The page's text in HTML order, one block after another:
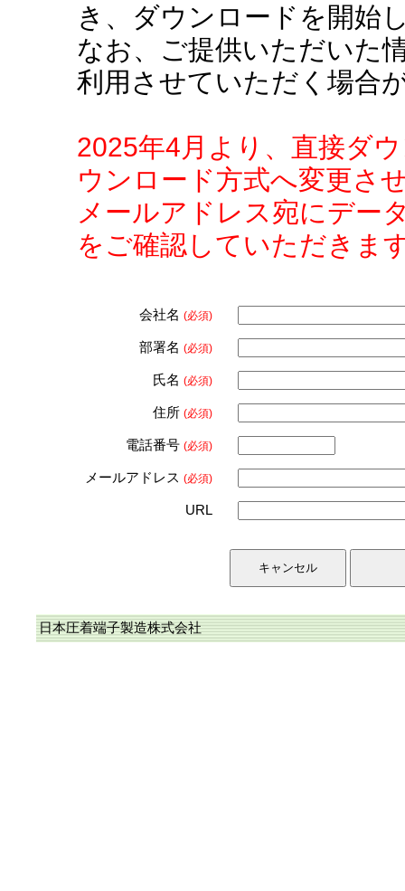
き、ダウンロードを開始
なお、ご提供いただいた
利用させていただく場合
2025年4月より、直接ダ
ウンロード方式へ変更さ
メールアドレス宛にデー
をご確認していただきま
会社名 (必須)
部署名 (必須)
氏名 (必須)
住所 (必須)
電話番号 (必須)
メールアドレス (必須)
URL
日本圧着端子製造株式会社